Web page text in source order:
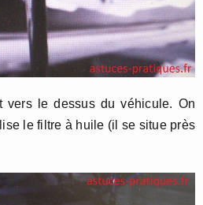
vers le dessus du véhicule. On
le filtre à huile (il se situe près